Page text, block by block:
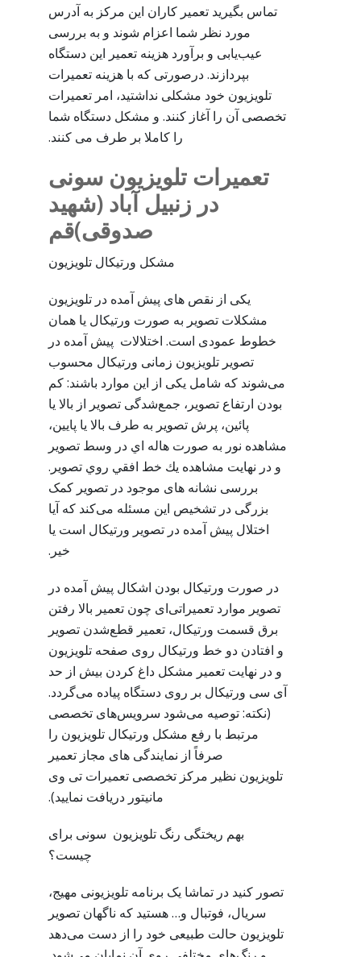
تماس بگیرید تعمیر کاران این مرکز به آدرس
مورد نظر شما اعزام شوند و به بررسی
عیب‌یابی و برآورد هزینه تعمیر این دستگاه
بپردازند. درصورتی که با هزینه تعمیرات
تلویزیون خود مشکلی نداشتید، امر تعمیرات
تخصصی آن را آغاز کنند. و مشکل دستگاه شما
را کاملا بر طرف می کنند.
تعمیرات تلویزیون سونی
در زنبیل آباد (شهید
صدوقی)قم
مشکل ورتیکال تلویزیون
یکی از نقص های پیش آمده در تلویزیون
مشکلات تصویر به صورت ورتیکال یا همان
خطوط عمودی است. اختلالات پیش آمده در
تصویر تلویزیون زمانی ورتیکال محسوب
می‌شوند که شامل یکی از این موارد باشند: کم
بودن ارتفاع تصوير، جمع‌شدگی تصوير از بالا يا
پائين، پرش تصویر به طرف بالا یا پایین،
مشاهده نور به صورت هاله اي در وسط تصویر
و در نهایت مشاهده يك خط افقي روي تصوير.
بررسی نشانه های موجود در تصویر کمک
بزرگی در تشخیص این مسئله می‌کند که آیا
اختلال پیش آمده در تصویر ورتیکال است یا
خیر.
در صورت ورتیکال بودن اشکال پیش آمده در
تصویر موارد تعمیراتی‌ای چون تعمیر بالا رفتن
برق قسمت ورتیکال، تعمیر قطع‌شدن تصویر
و افتادن دو خط ورتیکال روی صفحه تلویزیون
و در نهایت تعمیر مشکل داغ کردن بیش از حد
آی سی ورتیکال بر روی دستگاه پیاده می‌گردد.
(نکته: توصیه می‌شود سرویس‌های تخصصی
مرتبط با رفع مشکل ورتیکال تلویزیون را
صرفاً از نمایندگی های مجاز تعمیر
تلویزیون نظیر مرکز تخصصی تعمیرات تی وی
مانیتور دریافت نمایید).
بهم ریختگی رنگ تلویزیون سونی برای
چیست؟
تصور کنید در تماشا یک برنامه تلویزیونی مهیج،
سریال، فوتبال و… هستید که ناگهان تصویر
تلویزیون حالت طبیعی خود را از دست می‌دهد